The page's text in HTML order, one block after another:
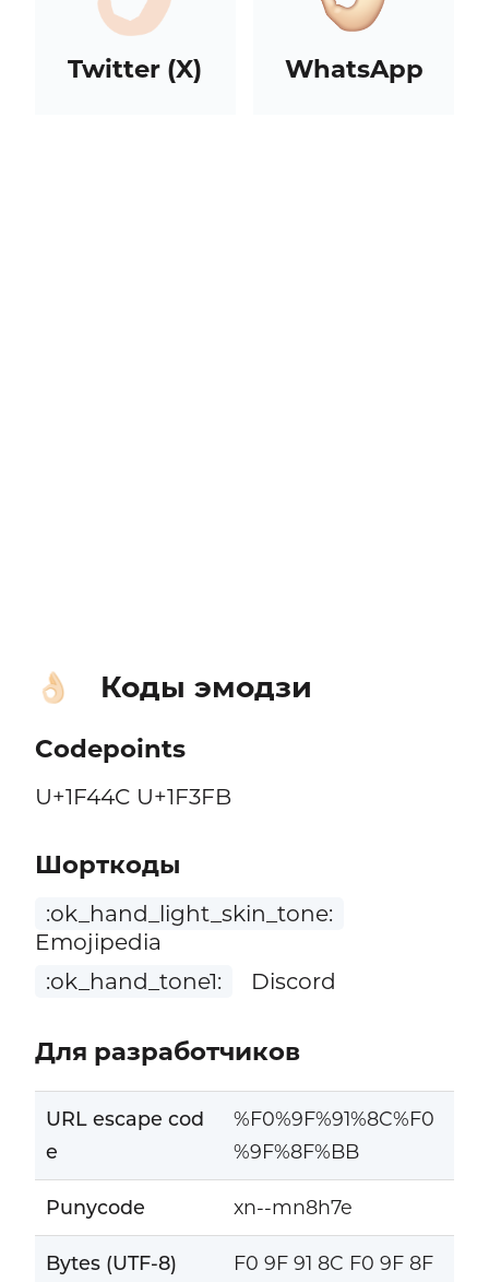
Twitter (X) WhatsApp
👌🏻 Коды эмодзи
Codepoints
U+1F44C U+1F3FB
Шорткоды
:ok_hand_light_skin_tone:
Emojipedia
:ok_hand_tone1:
Discord
Для разработчиков
URL escape cod
e
%F0%9F%91%8C%F0
%9F%8F%BB
Punycode xn--mn8h7e
Bytes (UTF-8) F0 9F 91 8C F0 9F 8F